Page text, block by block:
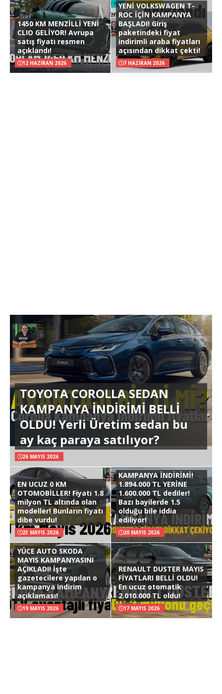
1450 KM MENZİLLİ YENİ
CLIO GELİYOR! Avrupa
satış fiyatı resmen
açıklandı!
12 HAZIRAN 2026
YENİ VOLKSWAGEN T-
ROC İÇİN KAMPANYA
BAŞLADI! Giriş
paketindeki fiyat
indirimli araba fiyatları
açısından dikkat çekti!
7 HAZIRAN 2026
TOYOTA COROLLA SEDAN
KAMPANYA İNDİRİMİ BELLİ
OLDU! Yerli Üretim sedan bu
ay kaç paraya satılıyor?
26 MAYIS 2026
EN UCUZ 0 KM
OTOMOBİLLER! Fiyatı 1.8
milyon TL altında olan
modeller! Bunların fiyatı
dibe vurdu!
23 MAYIS 2026
KAMPANYA İNDİRİMİ!
1.894.000 TL YERİNE
1.600.000 TL dediler!
Bazı bayilerde 1.5
olduğu bile iddia
ediliyor!
20 MAYIS 2026
YÜCE AUTO SKODA
MAYIS KAMPANYASINI
AÇIKLADI! İşte
gazetecilere yapılan o
kampanya indirim
açıklaması!
19 MAYIS 2026
RENAULT DUSTER MAYIS
FİYATLARI BELLİ OLDU!
En ucuz otomatik
2.010.000 TL oldu!
17 MAYIS 2026